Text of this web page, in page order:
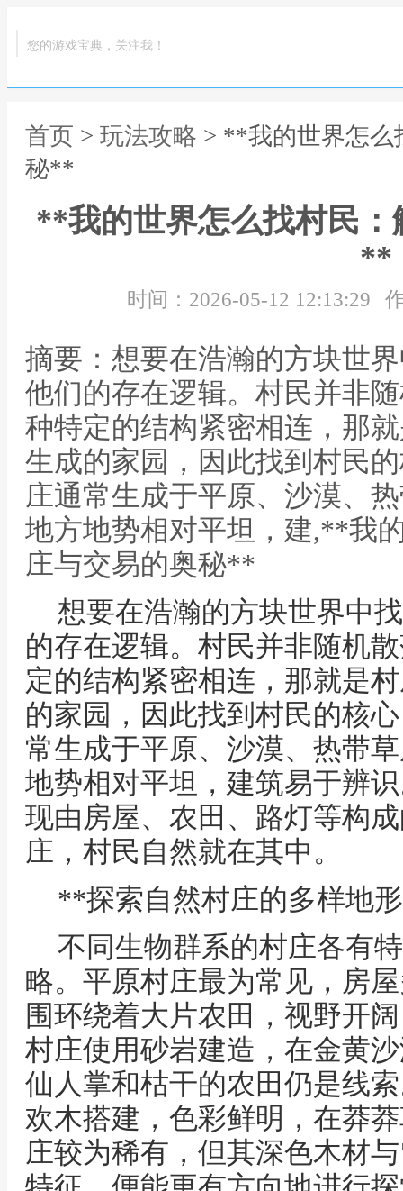
您的游戏宝典，关注我！
首页 > 玩法攻略 > **我的世界怎么
秘**
**我的世界怎么找村民
**
时间：2026-05-12 12:13:29
摘要：想要在浩瀚的方块世
他们的存在逻辑。村民并非
种特定的结构紧密相连，那
生成的家园，因此找到村民
庄通常生成于平原、沙漠、
地方地势相对平坦，建,**我
庄与交易的奥秘**
想要在浩瀚的方块世界中
的存在逻辑。村民并非随机
定的结构紧密相连，那就是
的家园，因此找到村民的核
常生成于平原、沙漠、热带
地势相对平坦，建筑易于辨
现由房屋、农田、路灯等构
庄，村民自然就在其中。
**探索自然村庄的多样地
不同生物群系的村庄各有
略。平原村庄最为常见，房
围环绕着大片农田，视野开
村庄使用砂岩建造，在金黄
仙人掌和枯干的农田仍是线
欢木搭建，色彩鲜明，在莽
庄较为稀有，但其深色木材